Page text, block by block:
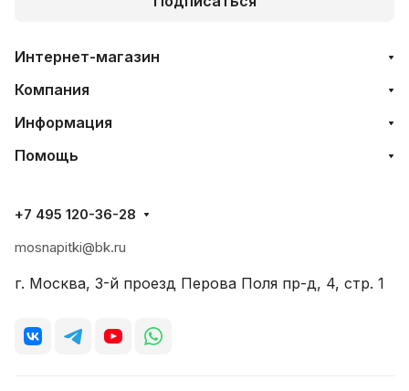
Интернет-магазин
Компания
Информация
Помощь
+7 495 120-36-28
mosnapitki@bk.ru
г. Москва, 3-й проезд Перова Поля пр-д, 4, стр. 1